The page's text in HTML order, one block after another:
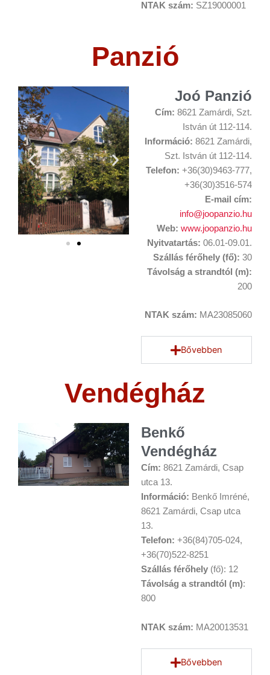
NTAK szám: SZ19000001
Panzió
Joó Panzió
Cím: 8621 Zamárdi, Szt.
István út 112-114.
Információ: 8621 Zamárdi,
Szt. István út 112-114.
Telefon: +36(30)9463-777,
+36(30)3516-574
E-mail cím:
info@joopanzio.hu
Web: www.joopanzio.hu
Nyitvatartás: 06.01-09.01.
Szállás férőhely (fő): 30
Távolság a strandtól (m):
200
NTAK szám: MA23085060
Bővebben
Vendégház
Benkő
Vendégház
Cím: 8621 Zamárdi, Csap
utca 13.
Információ: Benkő Imréné,
8621 Zamárdi, Csap utca
13.
Telefon: +36(84)705-024,
+36(70)522-8251
Szállás férőhely (fő): 12
Távolság a strandtól (m):
800
NTAK szám: MA20013531
Bővebben